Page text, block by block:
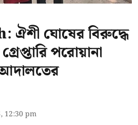
ঐশী ঘোষের বিরুদ্ধে
পরোয়ানা
আদালতের
12:30 pm